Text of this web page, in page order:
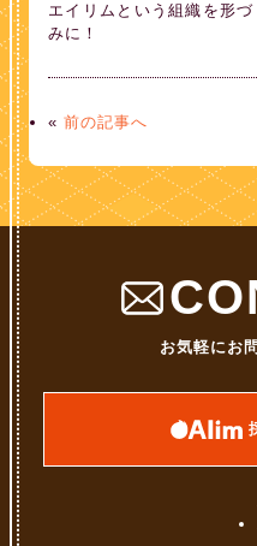
エイリムという組織を形
みに！
«前の記事へ
お気軽にお